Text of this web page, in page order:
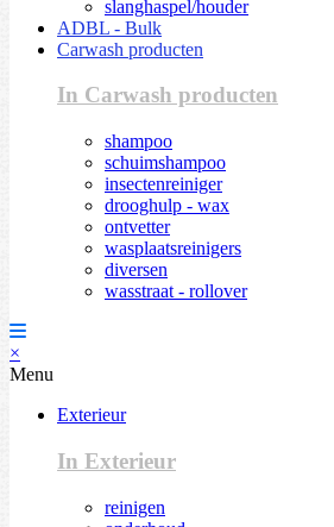
slanghaspel/houder
ADBL - Bulk
Carwash producten
In Carwash producten
shampoo
schuimshampoo
insectenreiniger
drooghulp - wax
ontvetter
wasplaatsreinigers
diversen
wasstraat - rollover
×
Menu
Exterieur
In Exterieur
reinigen